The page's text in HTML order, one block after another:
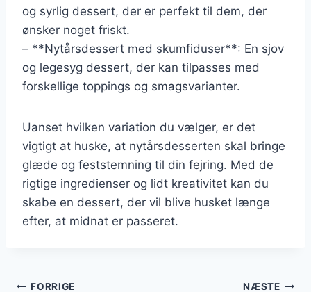
og syrlig dessert, der er perfekt til dem, der
ønsker noget friskt.
– **Nytårsdessert med skumfiduser**: En sjov
og legesyg dessert, der kan tilpasses med
forskellige toppings og smagsvarianter.
Uanset hvilken variation du vælger, er det
vigtigt at huske, at nytårsdesserten skal bringe
glæde og feststemning til din fejring. Med de
rigtige ingredienser og lidt kreativitet kan du
skabe en dessert, der vil blive husket længe
efter, at midnat er passeret.
FORRIGE NÆSTE